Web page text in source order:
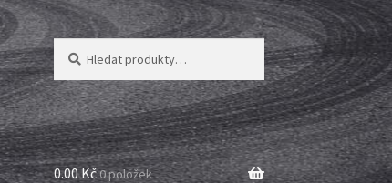
Hledat:
Hledat
0.00 Kč0 položek